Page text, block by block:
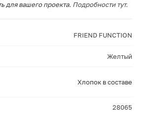
для вашего проекта. Подробности тут.
FRIEND FUNCTION
Желтый
Хлопок в составе
28065